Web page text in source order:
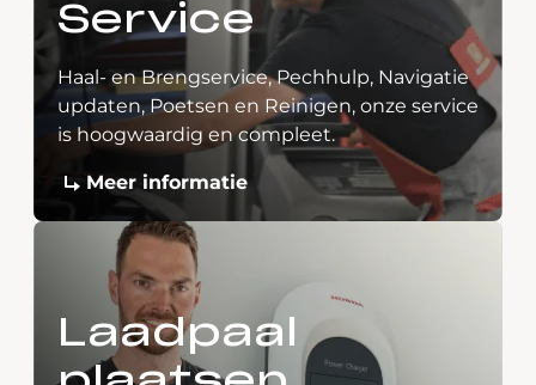
Service
Haal- en Brengservice, Pechhulp, Navigatie
updaten, Poetsen en Reinigen, onze service
is hoogwaardig en compleet.
Meer informatie
Laadpaal